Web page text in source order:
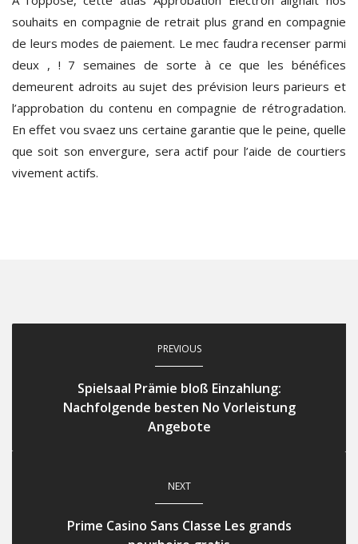
souhaits en compagnie de retrait plus grand en compagnie
de leurs modes de paiement. Le mec faudra recenser parmi
deux , ! 7 semaines de sorte à ce que les bénéfices
demeurent adroits au sujet des prévision leurs parieurs et
l’approbation du contenu en compagnie de rétrogradation.
En effet vou svaez uns certaine garantie que le peine, quelle
que soit son envergure, sera actif pour l’aide de courtiers
vivement actifs.
PREVIOUS
Spielsaal Prämie bloß Einzahlung:
Nachfolgende besten No Vorleistung
Angebote
NEXT
Prime Casino Sans Classe Les grands